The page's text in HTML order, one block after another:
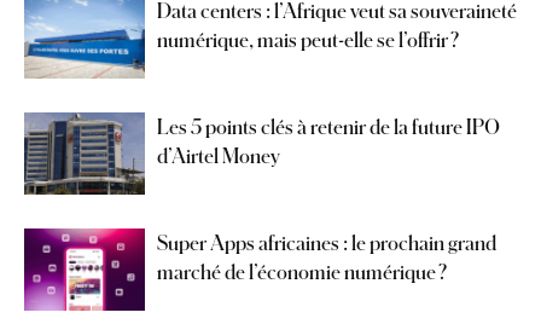
Data centers : l’Afrique veut sa souveraineté
numérique, mais peut-elle se l’offrir ?
Les 5 points clés à retenir de la future IPO
d’Airtel Money
Super Apps africaines : le prochain grand
marché de l’économie numérique ?